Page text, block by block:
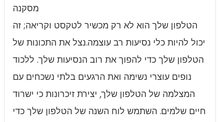
מסקנה
הטלפון שלך הוא לא רק מכשיר לטקסט וקריאה; זה
יכול להיות כלי נסיעות רב עוצמה.נצל את התכונות של
הטלפון שלך כדי להפוך את רוב הנסיעות שלך. ללכוד
נופים עוצרי נשימה ואת הרגעים בלתי נשכחים עם
המצלמה של הטלפון שלך, יצירת זיכרונות כי ישרוד
חיים שלמים. השתמש לוח השנה של הטלפון שלך כדי